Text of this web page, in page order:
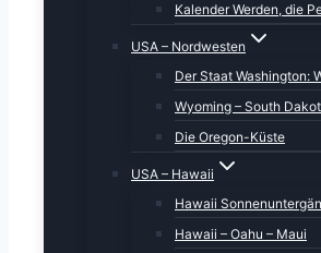
Kalender Werden, die
USA – Nordwesten
Der Staat Washington:
Wyoming – South
Die Oregon-Küste
USA – Hawaii
Hawaii
Hawaii – Oahu – Maui